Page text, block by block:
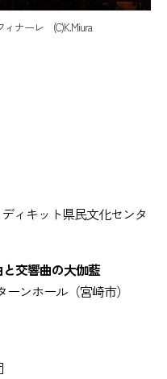
ィナーレ (C)K.Miura
ィキット県民文化センタ
交響曲の大伽藍
ーンホール（宮崎市）